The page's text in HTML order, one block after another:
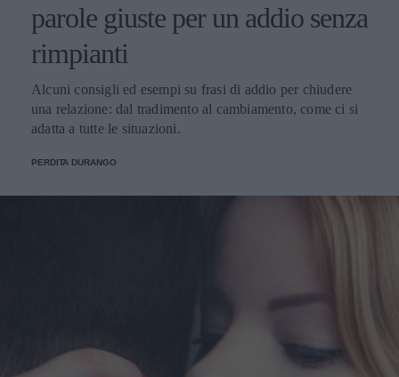
parole giuste per un addio senza
rimpianti
Alcuni consigli ed esempi su frasi di addio per chiudere
una relazione: dal tradimento al cambiamento, come ci si
adatta a tutte le situazioni.
PERDITA DURANGO